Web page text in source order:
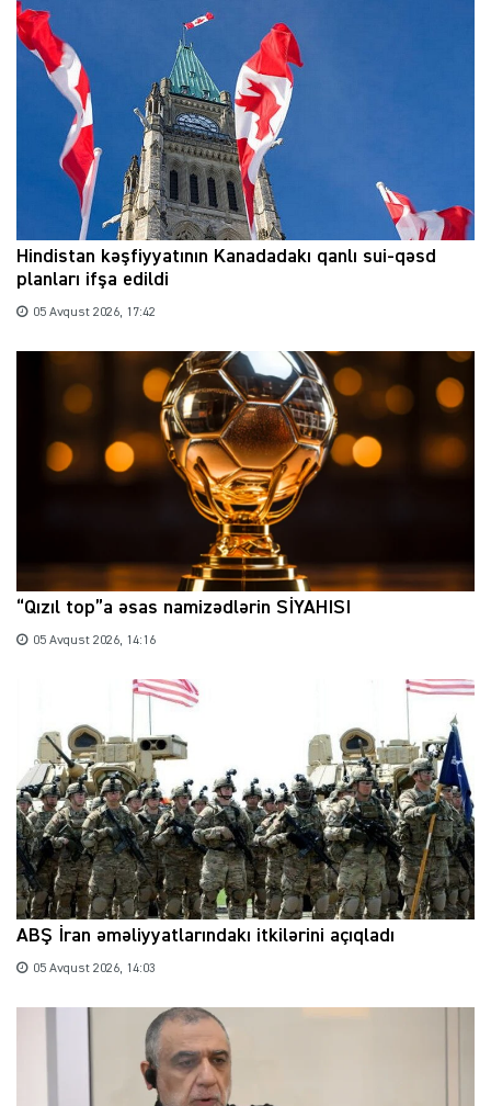
Hindistan kəşfiyyatının Kanadadakı qanlı sui-qəsd
planları ifşa edildi
05 Avqust 2026, 17:42
“Qızıl top”a əsas namizədlərin SİYAHISI
05 Avqust 2026, 14:16
ABŞ İran əməliyyatlarındakı itkilərini açıqladı
05 Avqust 2026, 14:03